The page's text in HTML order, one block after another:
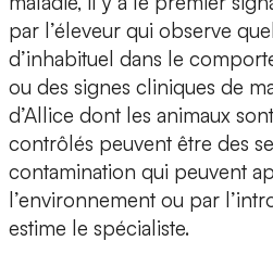
par l’éleveur qui observe
d’inhabituel dans le
ou des signes cliniques de
d’Allice dont les animaux
contrôlés peuvent être des
contamination qui peuvent
l’environnement ou par
estime le spécialiste.